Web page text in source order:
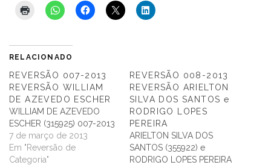
RELACIONADO
REVERSÃO 007-2013
REVERSÃO WILLIAM
DE AZEVEDO ESCHER
WILLIAM DE AZEVEDO
ESCHER (315925) 007-2013
7 de março de 2013
Em "Reversão de
Categoria"
REVERSÃO 008-2013
REVERSÃO ARIELTON
SILVA DOS SANTOS e
RODRIGO LOPES
PEREIRA
ARIELTON SILVA DOS
SANTOS (355922) e
RODRIGO LOPES PEREIRA